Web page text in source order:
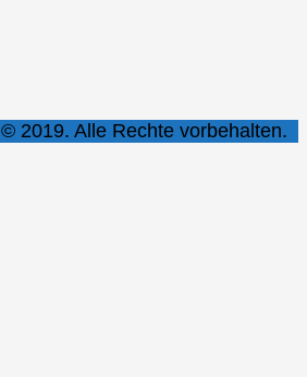
© 2019. Alle Rechte vorbehalten.